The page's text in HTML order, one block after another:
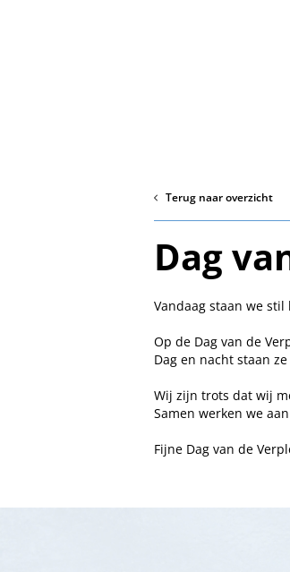
Terug naar overzicht
Dag
Vandaag staan we
Op de Dag van de
Dag en nacht staan
Wij zijn trots dat wij
Samen werken we
Fijne Dag van de